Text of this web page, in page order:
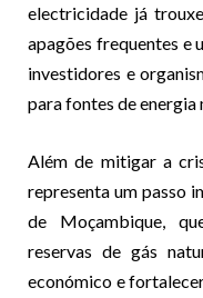
electricidade já
apagões frequentes e
investidores e
para fontes de energia
Além de mitigar a
representa um passo
de Moçambique,
reservas de gás
económico e